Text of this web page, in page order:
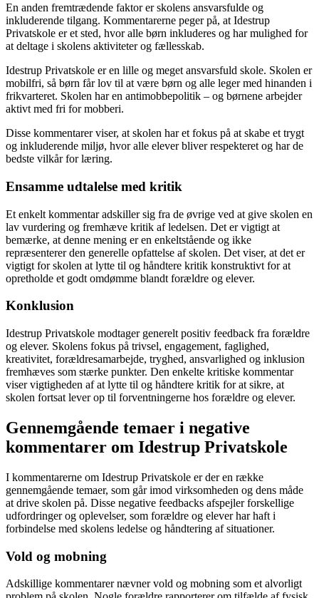
En anden fremtrædende faktor er skolens ansvarsfulde og
inkluderende tilgang. Kommentarerne peger på, at Idestrup
Privatskole er et sted, hvor alle børn inkluderes og har mulighed for
at deltage i skolens aktiviteter og fællesskab.
Idestrup Privatskole er en lille og meget ansvarsfuld skole. Skolen er
mobilfri, så børn får lov til at være børn og alle leger med hinanden i
frikvarteret. Skolen har en antimobbepolitik – og børnene arbejder
aktivt med fri for mobberi.
Disse kommentarer viser, at skolen har et fokus på at skabe et trygt
og inkluderende miljø, hvor alle elever bliver respekteret og har de
bedste vilkår for læring.
Ensamme udtalelse med kritik
Et enkelt kommentar adskiller sig fra de øvrige ved at give skolen en
lav vurdering og fremhæve kritik af ledelsen. Det er vigtigt at
bemærke, at denne mening er en enkeltstående og ikke
repræsenterer den generelle opfattelse af skolen. Det viser, at det er
vigtigt for skolen at lytte til og håndtere kritik konstruktivt for at
opretholde et godt omdømme blandt forældre og elever.
Konklusion
Idestrup Privatskole modtager generelt positiv feedback fra forældre
og elever. Skolens fokus på trivsel, engagement, faglighed,
kreativitet, forældresamarbejde, tryghed, ansvarlighed og inklusion
fremhæves som stærke punkter. Den enkelte kritiske kommentar
viser vigtigheden af at lytte til og håndtere kritik for at sikre, at
skolen fortsat lever op til forventningerne hos forældre og elever.
Gennemgående temaer i negative
kommentarer om Idestrup Privatskole
I kommentarerne om Idestrup Privatskole er der en række
gennemgående temaer, som går imod virksomheden og dens måde
at drive skolen på. Disse negative feedbacks afspejler forskellige
udfordringer og oplevelser, som forældre og elever har haft i
forbindelse med skolens ledelse og håndtering af situationer.
Vold og mobning
Adskillige kommentarer nævner vold og mobning som et alvorligt